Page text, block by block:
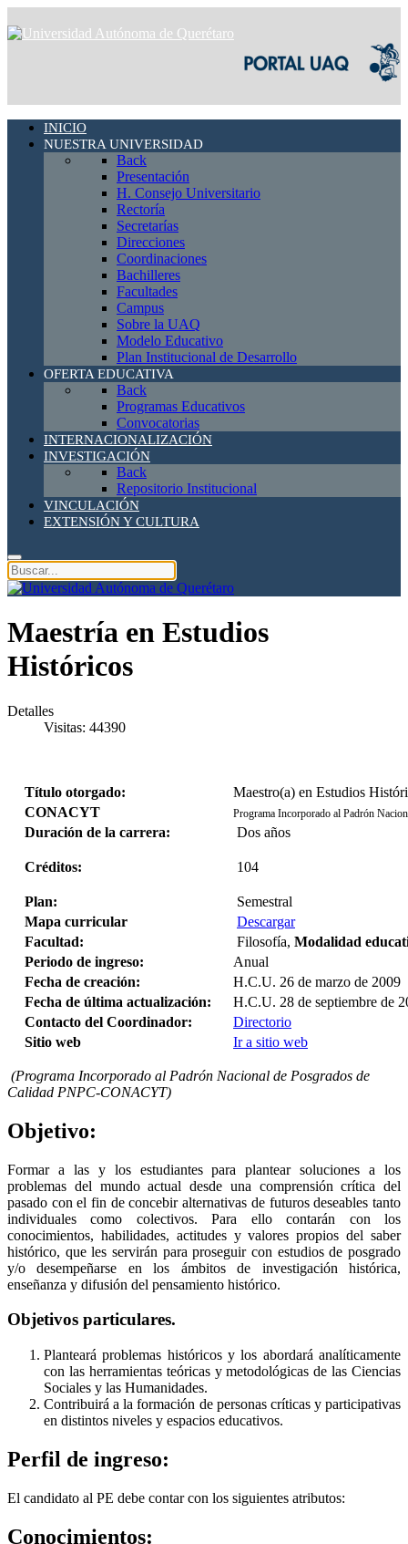
INICIO
NUESTRA UNIVERSIDAD
Back
Presentación
H. Consejo Universitario
Rectoría
Secretarías
Direcciones
Coordinaciones
Bachilleres
Facultades
Campus
Sobre la UAQ
Modelo Educativo
Plan Institucional de Desarrollo
OFERTA EDUCATIVA
Back
Programas Educativos
Convocatorias
INTERNACIONALIZACIÓN
INVESTIGACIÓN
Back
Repositorio Institucional
VINCULACIÓN
EXTENSIÓN Y CULTURA
Maestría en Estudios
Históricos
Detalles
Visitas: 44390
Título otorgado:
Maestro(a) en Estudios
CONACYT
Programa Incorporado al Padrón
Duración de la carrera: Dos años
Créditos: 104
Plan:
Semestral
Mapa curricular
Descargar
Facultad:
Filosofía, Modalidad
Periodo de ingreso:
Anual
Fecha de creación:
H.C.U. 26 de marzo de 2009
Fecha de última actualización:
H.C.U. 28 de septiembre de
Contacto del Coordinador:
Directorio
Sitio web
Ir a sitio web
(Programa Incorporado al Padrón Nacional de Posgrados de
Calidad PNPC-CONACYT)
Objetivo:
Formar a las y los estudiantes para plantear soluciones a los
problemas del mundo actual desde una comprensión crítica del
pasado con el fin de concebir alternativas de futuros deseables tanto
individuales como colectivos. Para ello contarán con los
conocimientos, habilidades, actitudes y valores propios del saber
histórico, que les servirán para proseguir con estudios de posgrado
y/o desempeñarse en los ámbitos de investigación histórica,
enseñanza y difusión del pensamiento histórico.
Objetivos particulares.
Planteará problemas históricos y los abordará analíticamente
con las herramientas teóricas y metodológicas de las Ciencias
Sociales y las Humanidades.
Contribuirá a la formación de personas críticas y participativas
en distintos niveles y espacios educativos.
Perfil de ingreso:
El candidato al PE debe contar con los siguientes atributos:
Conocimientos: